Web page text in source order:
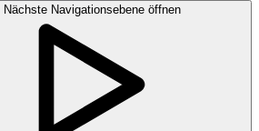
Nächste Navigationsebene öffnen